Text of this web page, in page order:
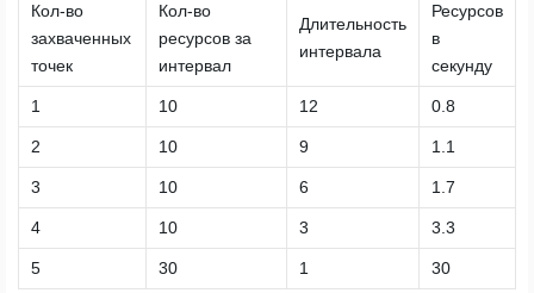
Кол-во
захваченных
точек
Кол-во
ресурсов за
интервал
Длительность
интервала
Ресурсов
в
секунду
1 10 12 0.8
2 10 9 1.1
3 10 6 1.7
4 10 3 3.3
5 30 1 30